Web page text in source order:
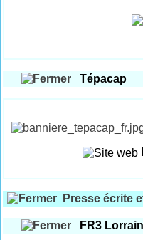
Tépacap
Presse écrite
FR3